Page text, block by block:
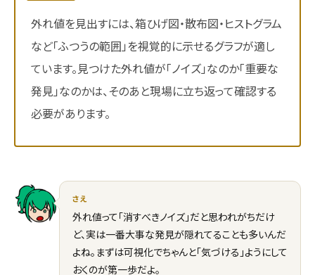
外れ値を見出すには、箱ひげ図・散布図・ヒストグラム
など「ふつうの範囲」を視覚的に示せるグラフが適し
ています。見つけた外れ値が「ノイズ」なのか「重要な
発見」なのかは、そのあと現場に立ち返って確認する
必要があります。
さえ
外れ値って「消すべきノイズ」だと思われがちだけ
ど、実は一番大事な発見が隠れてることも多いんだ
よね。まずは可視化でちゃんと「気づける」ようにして
おくのが第一歩だよ。